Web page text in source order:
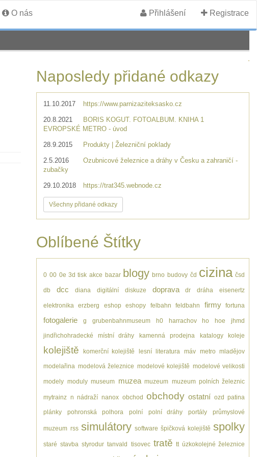
O nás Přihlášení Registrace
Naposledy přidané odkazy
11.10.2017 https://www.parnizaziteksasko.cz
20.8.2021
BORIS KOGUT. FOTOALBUM. KNIHA 1
EVROPSKÉ METRO - úvod
28.9.2015 Produkty | Železniční poklady
2.5.2016
Ozubnicové železnice a dráhy v Česku a zahraničí -
zubačky
29.10.2018 https://trat345.webnode.cz
Všechny přidané odkazy
Oblíbené Štítky
0 00 0e 3d tisk akce bazar blogy brno budovy čd cizina čsd
db dcc diana digitální diskuze doprava dr dráha eisenertz
elektronika erzberg eshop eshopy felbahn feldbahn firmy fortuna
fotogalerie g grubenbahnmuseum h0 harrachov ho hoe jhmd
jindřichohradecké místní dráhy kamenná prodejna katalogy koleje
kolejiště komerční kolejiště lesní literatura máv metro mladějov
modelařina modelová železnice modelové kolejiště modelové velikosti
modely moduly museum muzea muzeum muzeum polních železnic
mytrainz n nádraží nanox obchod obchody ostatní ozd patina
plánky pohronská polhora polní polní dráhy portály průmyslové
muzeum rss simulátory software špičková kolejiště spolky
staré stavba styrodur tanvald tisovec tratě tt úzkokolejné železnice